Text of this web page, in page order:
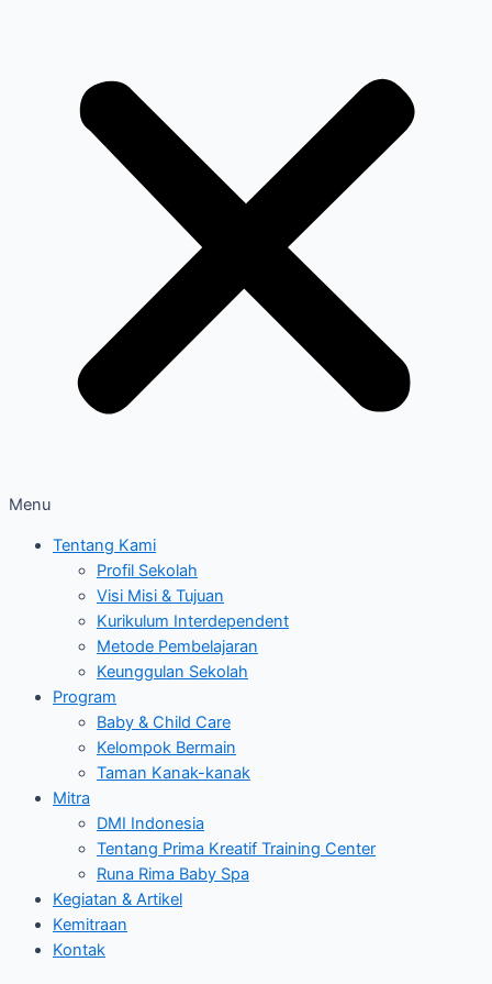
Menu
Tentang Kami
Profil Sekolah
Visi Misi & Tujuan
Kurikulum Interdependent
Metode Pembelajaran
Keunggulan Sekolah
Program
Baby & Child Care
Kelompok Bermain
Taman Kanak-kanak
Mitra
DMI Indonesia
Tentang Prima Kreatif Training Center
Runa Rima Baby Spa
Kegiatan & Artikel
Kemitraan
Kontak